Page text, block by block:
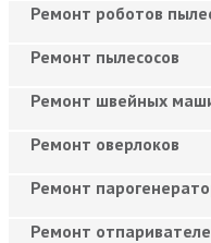
Ремонт роботов
Ремонт пылесосов
Ремонт швейных
Ремонт оверлоков
Ремонт
Ремонт